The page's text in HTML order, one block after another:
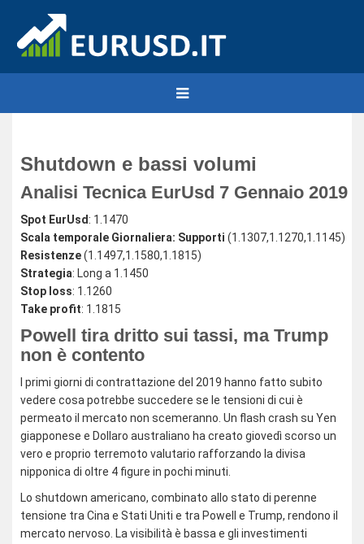
Shutdown e bassi volumi
Analisi Tecnica EurUsd 7 Gennaio 2019
Spot EurUsd : 1.1470
Scala temporale Giornaliera: Supporti (1.1307,1.1270,1.1145)
Resistenze(1.1497,1.1580,1.1815)
Strategia: Long a 1.1450
Stop loss: 1.1260
Take profit: 1.1815
Powell tira dritto sui tassi, ma Trump
non è contento
I primi giorni di contrattazione del 2019 hanno fatto subito
vedere cosa potrebbe succedere se le tensioni di cui è
permeato il mercato non scemeranno. Un flash crash su Yen
giapponese e Dollaro australiano ha creato giovedì scorso un
vero e proprio terremoto valutario rafforzando la divisa
nipponica di oltre 4 figure in pochi minuti.
Lo shutdown americano, combinato allo stato di perenne
tensione tra Cina e Stati Uniti e tra Powell e Trump, rendono il
mercato nervoso. La visibilità è bassa e gli investimenti